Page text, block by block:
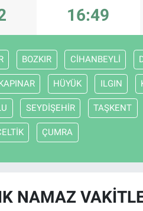
16:49
BOZKIR CİHANBEYLİ
HÜYÜK ILGIN
SEYDİŞEHİR TAŞKENT
ÇUMRA
NAMAZ